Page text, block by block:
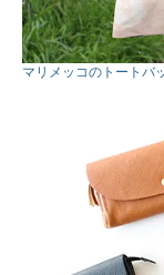
マリメッコのトートバ